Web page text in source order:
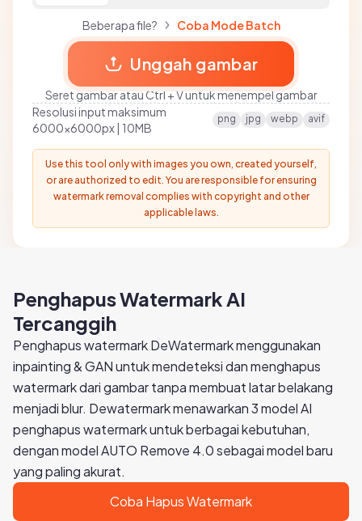
Beberapa file? Coba Mode Batch
Unggah gambar
Seret gambar atau Ctrl + V untuk menempel gambar
Resolusi input maksimum
6000x6000px | 10MB
png jpg webp avif
Use this tool only with images you own, created yourself,
or are authorized to edit. You are responsible for ensuring
watermark removal complies with copyright and other
applicable laws.
Penghapus Watermark AI
Tercanggih
Penghapus watermark DeWatermark menggunakan
inpainting & GAN untuk mendeteksi dan menghapus
watermark dari gambar tanpa membuat latar belakang
menjadi blur. Dewatermark menawarkan 3 model AI
penghapus watermark untuk berbagai kebutuhan,
dengan model AUTO Remove 4.0 sebagai model baru
yang paling akurat.
Coba Hapus Watermark